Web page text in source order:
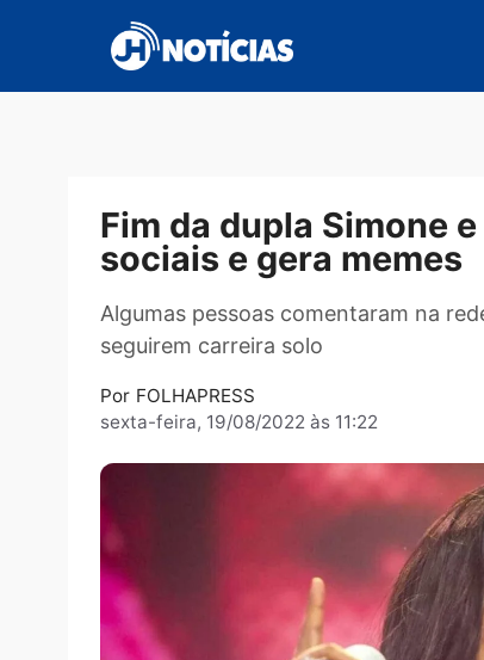
conteúdo
Fim da dupla
sociais e gera
Algumas pessoas comentaram
seguirem carreira solo
FOLHAPRESS
sexta-feira, 19/08/2022 às 11:22